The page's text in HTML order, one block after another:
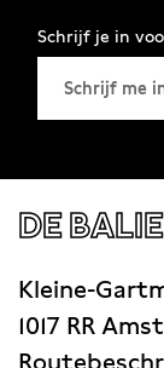
kan een
fijn zijn
Schrijf je in
DE BALIE
Kleine-
1017 RR